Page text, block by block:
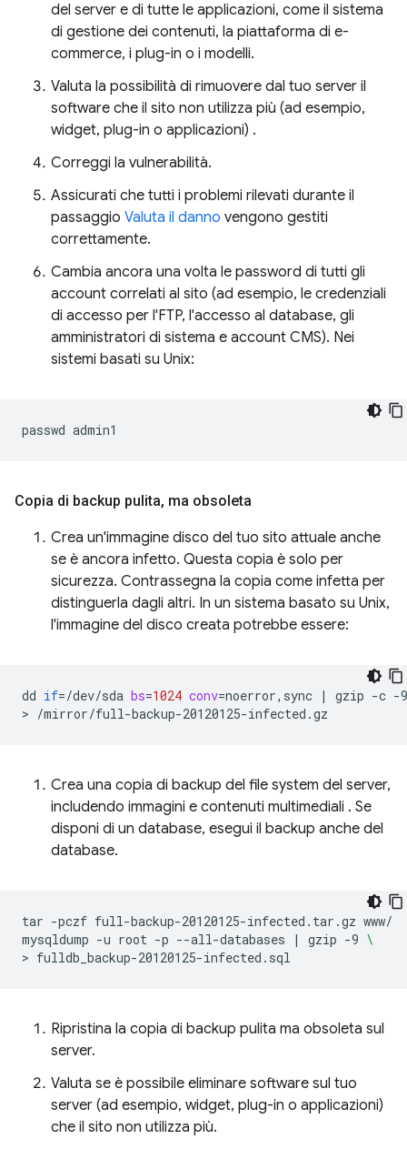
del server e di tutte le applicazioni, come il sistema
di gestione dei contenuti, la piattaforma di e-
commerce, i plug-in o i modelli.
Valuta la possibilità di rimuovere dal tuo server il
software che il sito non utilizza più (ad esempio,
widget, plug-in o applicazioni) .
Correggi la vulnerabilità.
Assicurati che tutti i problemi rilevati durante il
passaggio Valuta il danno vengono gestiti
correttamente.
Cambia ancora una volta le password di tutti gli
account correlati al sito (ad esempio, le credenziali
di accesso per l'FTP, l'accesso al database, gli
amministratori di sistema e account CMS). Nei
sistemi basati su Unix:
passwd
Copia di backup pulita, ma obsoleta
Crea un'immagine disco del tuo sito attuale anche
se è ancora infetto. Questa copia è solo per
sicurezza. Contrassegna la copia come infetta per
distinguerla dagli altri. In un sistema basato su Unix,
l'immagine del disco creata potrebbe essere:
dd if=/dev/sda bs=1024 conv=noerror,sync | gzip -c -9
>
Crea una copia di backup del file system del server,
includendo immagini e contenuti multimediali . Se
disponi di un database, esegui il backup anche del
database.
tar -pczf full-backup-20120125-infected.tar.gz www/
mysqldump -u root -p --all-databases | gzip -9 \
>
Ripristina la copia di backup pulita ma obsoleta sul
server.
Valuta se è possibile eliminare software sul tuo
server (ad esempio, widget, plug-in o applicazioni)
che il sito non utilizza più.